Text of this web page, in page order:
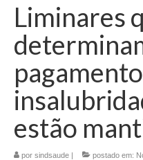
Liminares
estão
por sindsaude | postado em: